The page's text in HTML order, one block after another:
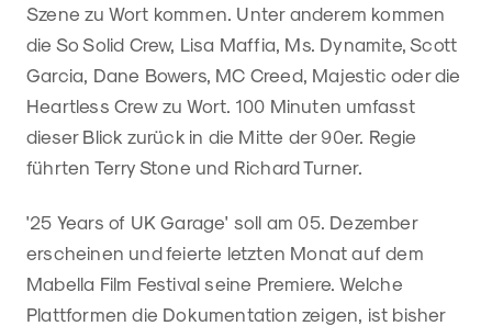
Szene zu Wort kommen. Unter anderem kommen
die So Solid Crew, Lisa Maffia, Ms. Dynamite, Scott
Garcia, Dane Bowers, MC Creed, Majestic oder die
Heartless Crew zu Wort. 100 Minuten umfasst
dieser Blick zurück in die Mitte der 90er. Regie
führten Terry Stone und Richard Turner.
'25 Years of UK Garage' soll am 05. Dezember
erscheinen und feierte letzten Monat auf dem
Mabella Film Festival seine Premiere. Welche
Plattformen die Dokumentation zeigen, ist bisher